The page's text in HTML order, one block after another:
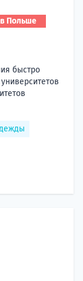
Польше
быстро